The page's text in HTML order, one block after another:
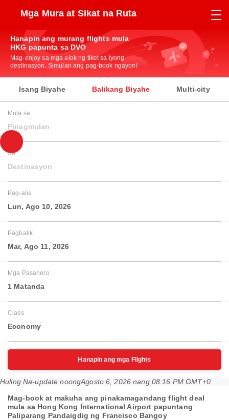
Mga Mura at Sikat na Ruta
Hanapin ang murang flights mula
HKG papunta sa DVO
Mag-enjoy sa mga alok ng tiket sa iyong
destinasyon. Simulan ang pag-book ngayon!
Isang Biyahe Balikang Biyahe Multi-city
Mula sa
Pinagmulan
Sa
Destinasyon
Pag-alis
Lun, Ago 10, 2026
Pagbalik
Mar, Ago 11, 2026
Mga Pasahero
1 Matanda
Class
Economy
Hanapin ang mga Flights
Huling Na-update noongAgosto 6, 2026 nang 08:16 PM GMT+0
Mag-book at makuha ang pinakamagandang flight deal
mula sa Hong Kong International Airport papuntang
Paliparang Pandaigdig ng Francisco Bangoy